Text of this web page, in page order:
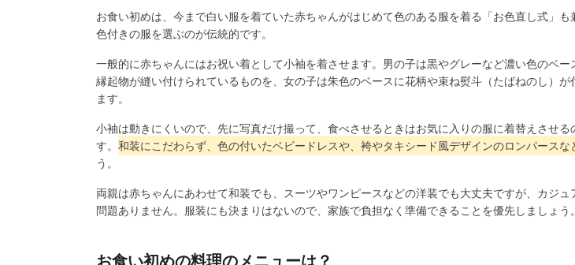
お食い初めは、今まで白い服を着ていた赤ちゃんがはじめて色のある服を着る「お色直し式」も
色付きの服を選ぶのが伝統的です。
一般的に赤ちゃんにはお祝い着として小袖を着させます。男の子は黒やグレーなど濃い色のベー
縁起物が縫い付けられているものを、女の子は朱色のベースに花柄や束ね熨斗（たばねのし）が
ます。
小袖は動きにくいので、先に写真だけ撮って、食べさせるときはお気に入りの服に着替えさせる
す。 和装にこだわらず、色の付いたベビードレスや、袴やタキシード風デザインのロンパースな
う。
両親は赤ちゃんにあわせて和装でも、スーツやワンピースなどの洋装でも大丈夫ですが、カジュ
問題ありません。服装にも決まりはないので、家族で負担なく準備できることを優先しましょう。
お食い初めの料理のメニューは？